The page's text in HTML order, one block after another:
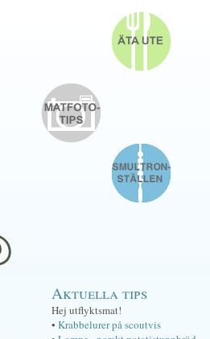
Aktuella tips
Hej utflyktsmat!
• Krabbelurer på scoutvis